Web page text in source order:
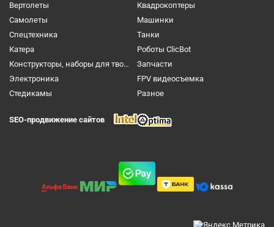
Вертолеты
Квадрокоптеры
Самолеты
Машинки
Спецтехника
Танки
Катера
Роботы ClicBot
Конструкторы, наборы для творчества и настольные игры
Запчасти
Электроника
FPV видеосъемка
Cтедикамы
Разное
SEO-продвижение сайтов